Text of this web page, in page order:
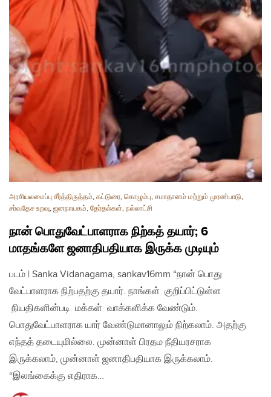
அரசியலமைப்பு சீர்த்திருத்தம், கட்டுரை, கொழும்பு, சமாதானம் மற்றும் முரண்பாடு,
சர்வதேச உறவு, ஜனநாயகம், தேர்தல்கள், நல்லாட்சி
நான் பொதுவேட்பாளராக நிற்கத் தயார்; 6
மாதங்களே ஜனாதிபதியாக இருக்க முடியும்
படம் | Sanka Vidanagama, sankav16mm “நான் பொது
வேட்பாளராக நிற்பதற்கு தயார். நாங்கள் குறிப்பிட்டுள்ள
நியதிகளின்படி மக்கள் வாக்களிக்க வேண்டும்.
பொதுவேட்பாளராக யார் வேண்டுமானாலும் நிற்கலாம். அதற்கு
எந்தத் தடையுமில்லை. முன்னாள் பிரதம நீதியரசராக
இருக்கலாம், முன்னாள் ஜனாதிபதியாக இருக்கலாம்.
“இலங்கைக்கு எதிராக…